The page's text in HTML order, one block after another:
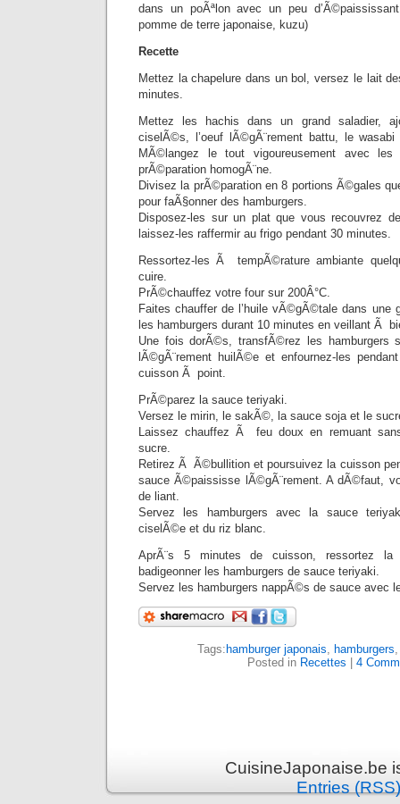
dans un poÃªlon avec un peu
pomme de terre japonaise, kuzu)
Recette
Mettez la chapelure dans un bol, versez le lait
minutes.
Mettez les hachis dans un grand saladier,
ciselÃ©s, l’oeuf lÃ©gÃ¨rement battu, le
MÃ©langez le tout vigoureusement avec les
prÃ©paration homogÃ¨ne.
Divisez la prÃ©paration en 8 portions Ã©gales
pour faÃ§onner des hamburgers.
Disposez-les sur un plat que vous recouvrez
laissez-les raffermir au frigo pendant 30 minutes.
Ressortez-les Ã tempÃ©rature ambiante
cuire.
PrÃ©chauffez votre four sur 200Â°C.
Faites chauffer de l’huile vÃ©gÃ©tale dans une
les hamburgers durant 10 minutes en veillant Ã
Une fois dorÃ©s, transfÃ©rez les hamburgers
lÃ©gÃ¨rement huilÃ©e et enfournez-les
cuisson Ã point.
PrÃ©parez la sauce teriyaki.
Versez le mirin, le sakÃ©, la sauce soja et le
Laissez chauffez Ã feu doux en remuant
sucre.
Retirez Ã Ã©bullition et poursuivez la cuisson
sauce Ã©paississe lÃ©gÃ¨rement. A dÃ©faut,
de liant.
Servez les hamburgers avec la sauce
ciselÃ©e et du riz blanc.
AprÃ¨s 5 minutes de cuisson, ressortez la
badigeonner les hamburgers de sauce teriyaki.
Servez les hamburgers nappÃ©s de sauce avec
Tags: hamburger japonais hamburgers
Posted in Recettes 4
CuisineJaponaise.be
Entries (RSS)